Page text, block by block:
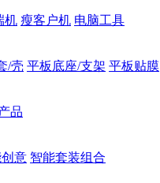
机 瘦客户机 电脑工具
/壳 平板底座/支架 平板贴膜
品
意 智能套装组合